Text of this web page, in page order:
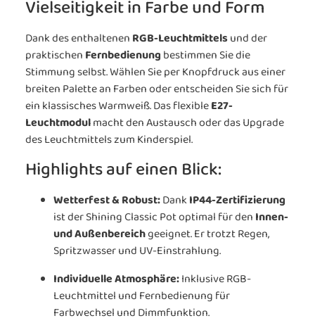
Vielseitigkeit in Farbe und Form
Dank des enthaltenenRGB-Leuchtmittelsund der
praktischenFernbedienungbestimmen Sie die
Stimmung selbst. Wählen Sie per Knopfdruck aus einer
breiten Palette an Farben oder entscheiden Sie sich für
ein klassisches Warmweiß. Das flexibleE27-
Leuchtmodulmacht den Austausch oder das Upgrade
des Leuchtmittels zum Kinderspiel.
Highlights auf einen Blick:
Wetterfest & Robust:DankIP44-Zertifizierung
ist der Shining Classic Pot optimal für denInnen-
und Außenbereichgeeignet. Er trotzt Regen,
Spritzwasser und UV-Einstrahlung.
Individuelle Atmosphäre:Inklusive RGB-
Leuchtmittel und Fernbedienung für
Farbwechsel und Dimmfunktion.